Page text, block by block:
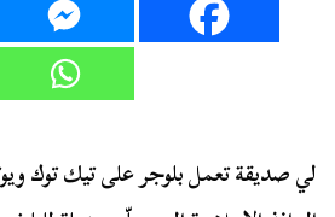
لي صديقة تعمل بلوجر على تيك توك